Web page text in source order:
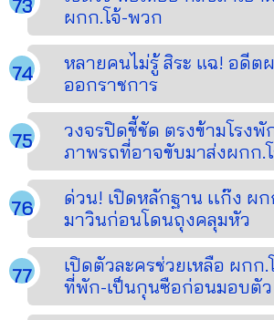
ผกก.โจ้-พวก
หลายคนไม่รู้ สิระ แฉ! อดีต
ออกราชการ
วงจรปิดชี้ชัด ตรงข้ามโรงพั
ภาพรถที่อาจขับมาส่งผกก.
ด่วน! เปิดหลักฐาน เเก๊ง ผ
มาวินก่อนโดนถุงคลุมหัว
เปิดตัวละครช่วยเหลือ ผกก
ที่พัก-เป็นกุนซือก่อนมอบตัว